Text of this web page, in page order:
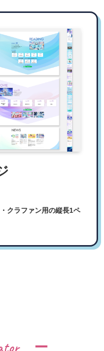
クラファン用の縦長1ペ
ー